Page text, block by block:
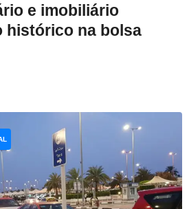
e imobiliário
histórico na bolsa